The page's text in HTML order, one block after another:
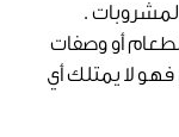
.
أو وصفات
فهو لا يمتلك أي